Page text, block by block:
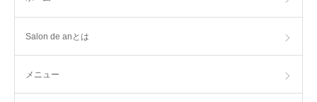
Salon de anとは
メニュー